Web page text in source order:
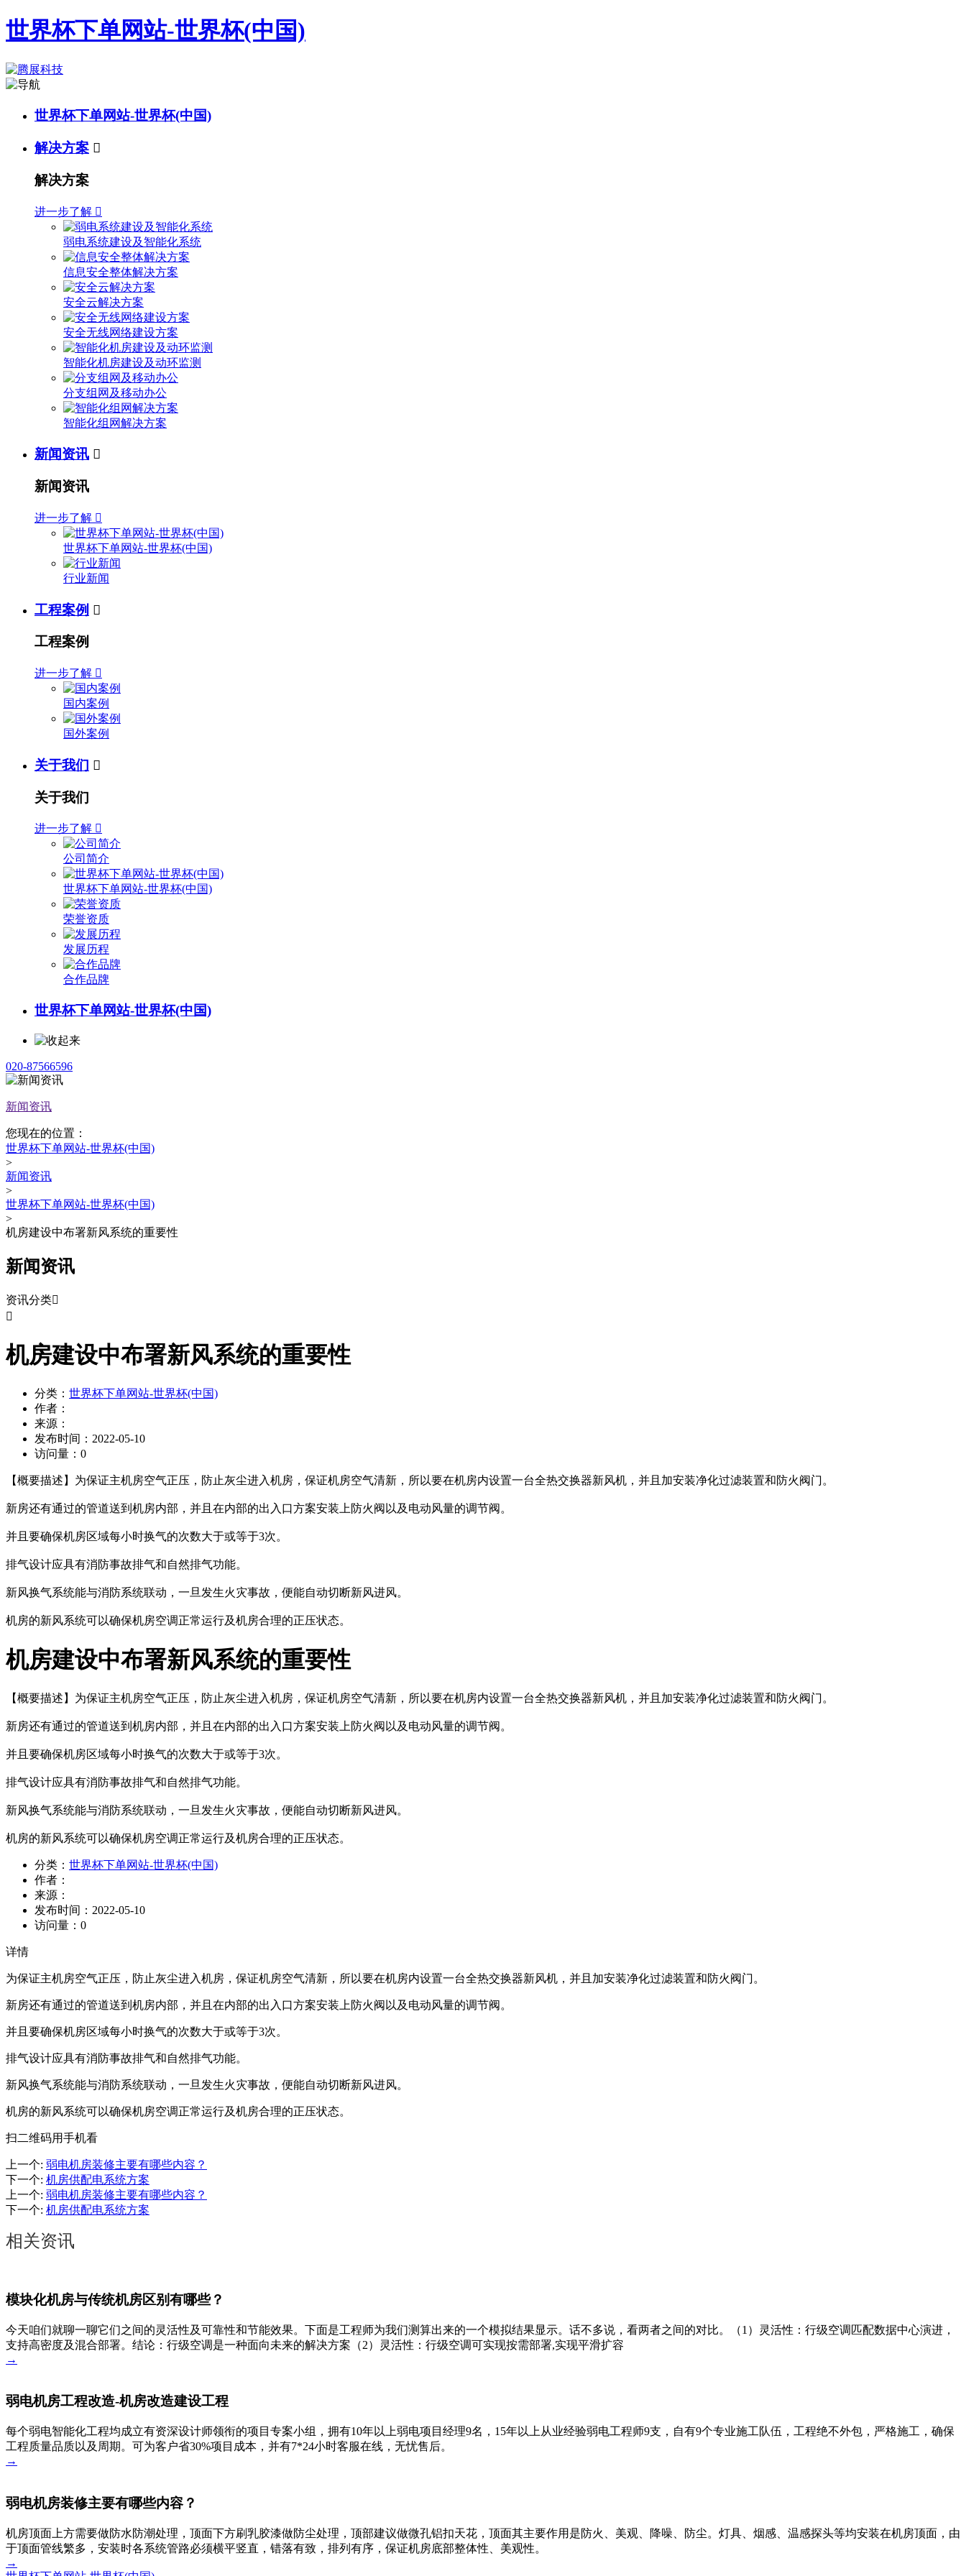
世界杯下单网站-世界杯(中国)
世界杯下单网站-世界杯(中国)
解决方案 
解决方案
进一步了解 
弱电系统建设及智能化系统
信息安全整体解决方案
安全云解决方案
安全无线网络建设方案
智能化机房建设及动环监测
分支组网及移动办公
智能化组网解决方案
新闻资讯 
新闻资讯
进一步了解 
世界杯下单网站-世界杯(中国)
行业新闻
工程案例 
工程案例
进一步了解 
国内案例
国外案例
关于我们 
关于我们
进一步了解 
公司简介
世界杯下单网站-世界杯(中国)
荣誉资质
发展历程
合作品牌
世界杯下单网站-世界杯(中国)
020-87566596
新闻资讯
您现在的位置：
世界杯下单网站-世界杯(中国)
>
新闻资讯
>
世界杯下单网站-世界杯(中国)
>
机房建设中布署新风系统的重要性
新闻资讯
资讯分类

机房建设中布署新风系统的重要性
分类： 世界杯下单网站-世界杯(中国)
作者：
来源：
发布时间： 2022-05-10
访问量： 0
【概要描述】 为保证主机房空气正压，防止灰尘进入机房，保证机房空气清新，所以要在机房内设置一台全热交换器新风机，并且加安装净化过滤装置和防火阀门。
新房还有通过的管道送到机房内部，并且在内部的出入口方案安装上防火阀以及电动风量的调节阀。
并且要确保机房区域每小时换气的次数大于或等于3次。
排气设计应具有消防事故排气和自然排气功能。
新风换气系统能与消防系统联动，一旦发生火灾事故，便能自动切断新风进风。
机房的新风系统可以确保机房空调正常运行及机房合理的正压状态。
机房建设中布署新风系统的重要性
【概要描述】 为保证主机房空气正压，防止灰尘进入机房，保证机房空气清新，所以要在机房内设置一台全热交换器新风机，并且加安装净化过滤装置和防火阀门。
新房还有通过的管道送到机房内部，并且在内部的出入口方案安装上防火阀以及电动风量的调节阀。
并且要确保机房区域每小时换气的次数大于或等于3次。
排气设计应具有消防事故排气和自然排气功能。
新风换气系统能与消防系统联动，一旦发生火灾事故，便能自动切断新风进风。
机房的新风系统可以确保机房空调正常运行及机房合理的正压状态。
分类： 世界杯下单网站-世界杯(中国)
作者：
来源：
发布时间： 2022-05-10
访问量： 0
详情
为保证主机房空气正压，防止灰尘进入机房，保证机房空气清新，所以要在机房内设置一台全热交换器新风机，并且加安装净化过滤装置和防火阀门。
新房还有通过的管道送到机房内部，并且在内部的出入口方案安装上防火阀以及电动风量的调节阀。
并且要确保机房区域每小时换气的次数大于或等于3次。
排气设计应具有消防事故排气和自然排气功能。
新风换气系统能与消防系统联动，一旦发生火灾事故，便能自动切断新风进风。
机房的新风系统可以确保机房空调正常运行及机房合理的正压状态。
扫二维码用手机看
上一个: 弱电机房装修主要有哪些内容？
下一个: 机房供配电系统方案
上一个: 弱电机房装修主要有哪些内容？
下一个: 机房供配电系统方案
相关资讯
模块化机房与传统机房区别有哪些？
今天咱们就聊一聊它们之间的灵活性及可靠性和节能效果。下面是工程师为我们测算出来的一个模拟结果显示。话不多说，看两者之间的对比。（1）灵活性：行级空调匹配数据中心演进，
支持高密度及混合部署。结论：行级空调是一种面向未来的解决方案（2）灵活性：行级空调可实现按需部署,实现平滑扩容
→
弱电机房工程改造-机房改造建设工程
每个弱电智能化工程均成立有资深设计师领衔的项目专案小组，拥有10年以上弱电项目经理9名，15年以上从业经验弱电工程师9支，自有9个专业施工队伍，工程绝不外包，严格施工，确保
工程质量品质以及周期。可为客户省30%项目成本，并有7*24小时客服在线，无忧售后。
→
弱电机房装修主要有哪些内容？
机房顶面上方需要做防水防潮处理，顶面下方刷乳胶漆做防尘处理，顶部建议做微孔铝扣天花，顶面其主要作用是防火、美观、降噪、防尘。灯具、烟感、温感探头等均安装在机房顶面，由
于顶面管线繁多，安装时各系统管路必须横平竖直，错落有致，排列有序，保证机房底部整体性、美观性。
→